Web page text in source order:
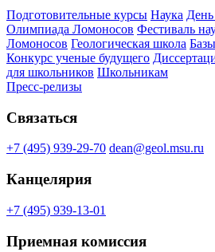
Подготовительные курсы Наука
Олимпиада Ломоносов Фестиваль
Ломоносов Геологическая школа
Конкурс ученые будущего
для школьников Школьникам
Пресс-релизы
Связаться
+7 (495) 939-29-70 dean@geol.msu.ru
Канцелярия
+7 (495) 939-13-01
Приемная комиссия